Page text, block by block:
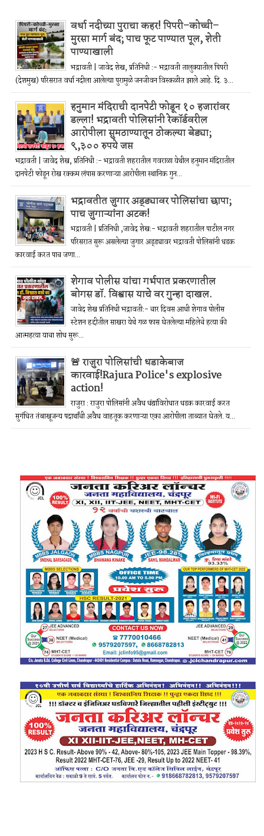
वर्धा नदीच्या पुराचा कहर! पिपरी–कोच्ची–
मुरसा मार्ग बंद; पाच फूट पाण्यात पूल, शेती
पाण्याखाली
भद्रावती | जावेद शेख, प्रतिनिधी :- भद्रावती तालुक्यातील पिपरी
(देशमुख) परिसरात वर्धा नदीला आलेल्या पुरामुळे जनजीवन विस्कळीत झाले आहे. दि. ३...
हनुमान मंदिराची दानपेटी फोडून १० हजारांवर
डल्ला! भद्रावती पोलिसांनी रेकॉर्डवरील
आरोपीला सुमठाण्यातून ठोकल्या बेड्या;
९,३०० रुपये जप्त
भद्रावती | जावेद शेख, प्रतिनिधी :- भद्रावती शहरातील गवराळा येथील हनुमान मंदिरातील
दानपेटी फोडून रोख रक्कम लंपास करणाऱ्या आरोपीला स्थानिक गुन...
भद्रावतीत जुगार अड्ड्यावर पोलिसांचा छापा;
पाच जुगाऱ्यांना अटक!
भद्रावती | प्रतिनिधी ,जावेद शेख:- भद्रावती शहरातील पाटील नगर
परिसरात सुरू असलेल्या जुगार अड्ड्यावर भद्रावती पोलिसांनी धडक
कारवाई करत पाच जणा...
शेगाव पोलीस यांचा गर्भपात प्रकरणातील
बोगस डॉ. विश्वास याचे वर गुन्हा दाखल.
जावेद शेख प्रतिनिधी भद्रावती:- चार दिवस आधी शेगाव पोलीस
स्टेशन हद्दीतील साखरा येथे गळ फास घेतलेल्या महिलेचे हत्या की
आत्महत्या याचा शोध सुरू...
🚨 राजुरा पोलिसांची धडाकेबाज
कारवाई!Rajura Police's explosive
action!
राजुरा : राजुरा पोलिसांनी अवैध धंद्यांविरोधात धडक कारवाई करत
सुगंधित तंबाखूजन्य पदार्थांची अवैध वाहतूक करणाऱ्या एका आरोपीला ताब्यात घेतले. य...